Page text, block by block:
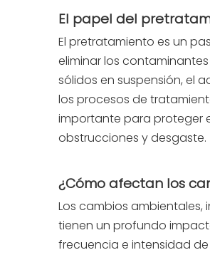
El papel del
El pretratamiento es un
eliminar los
sólidos en suspensión, el
los procesos de
importante para proteger
obstrucciones y desgaste.
¿Cómo afectan los
Los cambios ambientales,
tienen un profundo
frecuencia e intensidad